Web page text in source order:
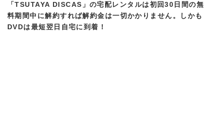
「TSUTAYA DISCAS」の宅配レンタルは初回30日間の無
料期間中に解約すれば解約金は一切かかりません。しかも
DVDは最短翌日自宅に到着！